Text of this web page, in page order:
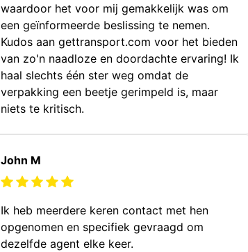
waardoor het voor mij gemakkelijk was om
een geïnformeerde beslissing te nemen.
Kudos aan gettransport.com voor het bieden
van zo'n naadloze en doordachte ervaring! Ik
haal slechts één ster weg omdat de
verpakking een beetje gerimpeld is, maar
niets te kritisch.
John M
Ik heb meerdere keren contact met hen
opgenomen en specifiek gevraagd om
dezelfde agent elke keer.